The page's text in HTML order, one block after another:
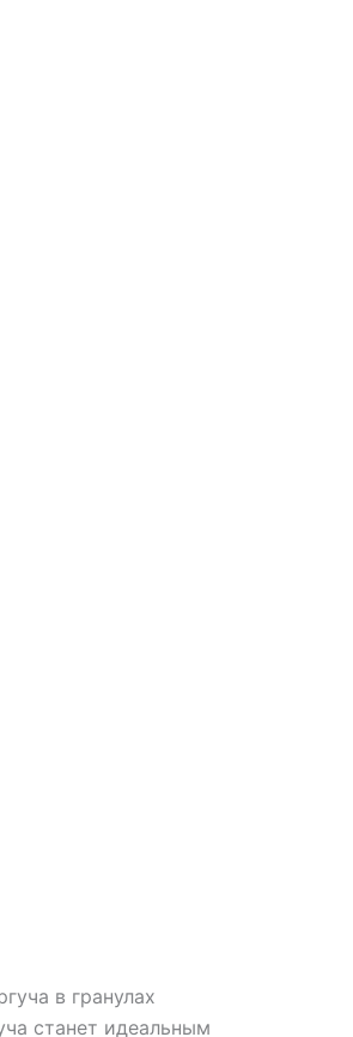
в гранулах
станет идеальным